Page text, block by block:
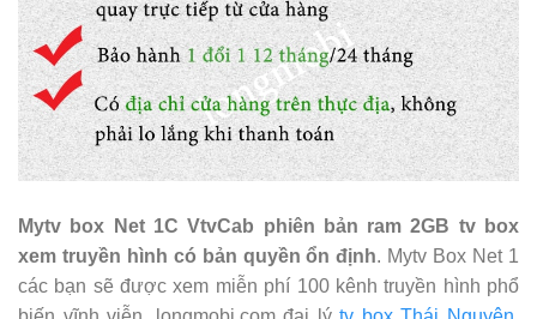
Mytv box Net 1C VtvCab phiên bản ram 2GB tv box
xem truyền hình có bản quyền ổn định. Mytv Box Net 1
các bạn sẽ được xem miễn phí 100 kênh truyền hình phổ